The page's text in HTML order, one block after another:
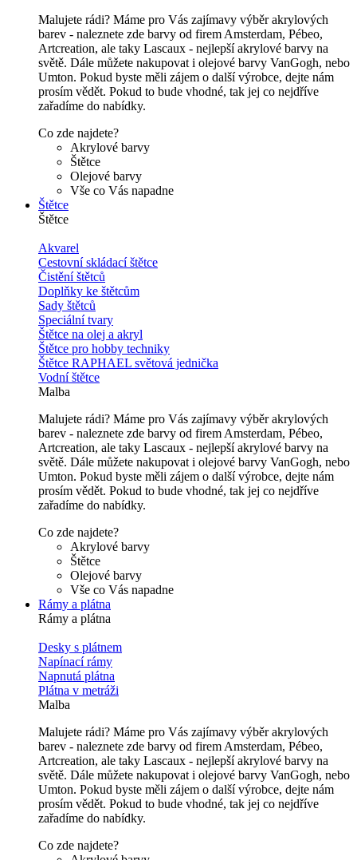
Malujete rádi? Máme pro Vás zajímavy výběr akrylových
barev - naleznete zde barvy od firem Amsterdam, Pébeo,
Artcreation, ale taky Lascaux - nejlepší akrylové barvy na
světě. Dále můžete nakupovat i olejové barvy VanGogh, nebo
Umton. Pokud byste měli zájem o další výrobce, dejte nám
prosím vědět. Pokud to bude vhodné, tak jej co nejdříve
zařadíme do nabídky.
Co zde najdete?
Akrylové barvy
Štětce
Olejové barvy
Vše co Vás napadne
Štětce
Štětce
Akvarel
Cestovní skládací štětce
Čistění štětců
Doplňky ke štětcům
Sady štětců
Speciální tvary
Štětce na olej a akryl
Štětce pro hobby techniky
Štětce RAPHAEL světová jednička
Vodní štětce
Malba
Malujete rádi? Máme pro Vás zajímavy výběr akrylových
barev - naleznete zde barvy od firem Amsterdam, Pébeo,
Artcreation, ale taky Lascaux - nejlepší akrylové barvy na
světě. Dále můžete nakupovat i olejové barvy VanGogh, nebo
Umton. Pokud byste měli zájem o další výrobce, dejte nám
prosím vědět. Pokud to bude vhodné, tak jej co nejdříve
zařadíme do nabídky.
Co zde najdete?
Akrylové barvy
Štětce
Olejové barvy
Vše co Vás napadne
Rámy a plátna
Rámy a plátna
Desky s plátnem
Napínací rámy
Napnutá plátna
Plátna v metráži
Malba
Malujete rádi? Máme pro Vás zajímavy výběr akrylových
barev - naleznete zde barvy od firem Amsterdam, Pébeo,
Artcreation, ale taky Lascaux - nejlepší akrylové barvy na
světě. Dále můžete nakupovat i olejové barvy VanGogh, nebo
Umton. Pokud byste měli zájem o další výrobce, dejte nám
prosím vědět. Pokud to bude vhodné, tak jej co nejdříve
zařadíme do nabídky.
Co zde najdete?